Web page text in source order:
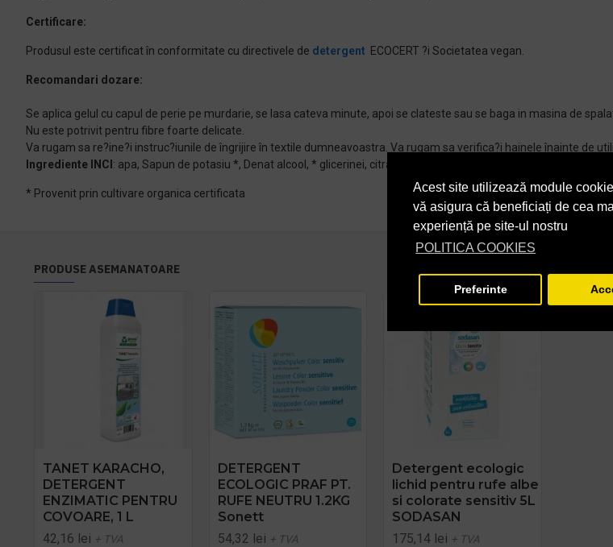
Acest site utilizează module
vă asigura că beneficiați de cea
experiență pe site-ul nostru
POLITICA COOKIES
Preferinte
Certificare:
Produsul este certificat în conformitate cu directivele de detergent ECOCERT ?i Societatea vegan.
Recomandari dozare:
Se aplica gelul cu capul de perie pe murdarie, se lasa cateva minute, apoi se clateste sau se baga in masina de
Nu este potrivit pentru fibre foarte delicate.
Va rugam sa re?ine?i instruc?iunile de îngrijire în textile dumneavoastra. Va rugam sa verifica?i hainele înainte de
Ingrediente INCI : apa, Sapun de potasiu *, Denat alcool, * glicerinei, citrat de potasiu
* Provenit prin cultivare organica certificata
PRODUSE ASEMANATOARE
TANET KARACHO,
DETERGENT
ENZIMATIC PENTRU
COVOARE, 1 L
42,16 lei + TVA
DETERGENT
ECOLOGIC PRAF PT.
RUFE NEUTRU 1.2KG
Sonett
54,32 lei + TVA
Detergent ecologic
lichid pentru rufe albe
si colorate sensitiv 5L
SODASAN
175,14 lei + TVA